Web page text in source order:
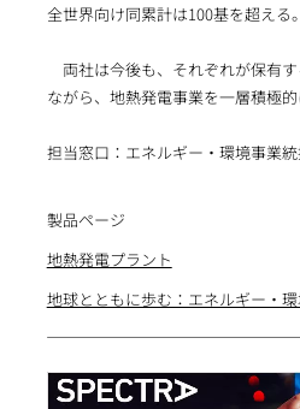
全世界向け同累計は100基を超える。
両社は今後も、それぞれが保有
ながら、地熱発電事業を一層積極的
担当窓口：エネルギー・環境事業
製品ページ
地熱発電プラント
地球とともに歩む：エネルギー・